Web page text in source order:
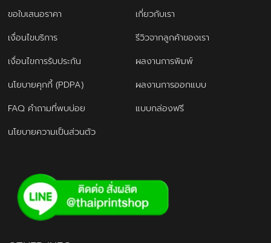
ขอใบเสนอราคา
เกี่ยวกับเรา
เงื่อนไขบริการ
รีวิวจากลูกค้าของเรา
เงื่อนไขการรับประกัน
ผลงานการพิมพ์
นโยบายคุกกี้ (PDPA)
ผลงานการออกแบบ
FAQ คำถามที่พบบ่อย
แบบกล่องฟรี
นโยบายความเป็นส่วนตัว